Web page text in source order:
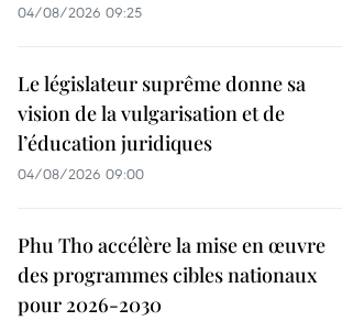
04/08/2026 09:25
Le législateur suprême donne sa
vision de la vulgarisation et de
l’éducation juridiques
04/08/2026 09:00
Phu Tho accélère la mise en œuvre
des programmes cibles nationaux
pour 2026-2030